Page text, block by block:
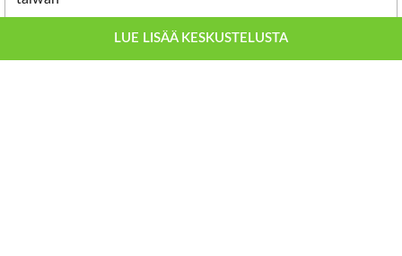
LUE LISÄÄ KESKUSTELUSTA